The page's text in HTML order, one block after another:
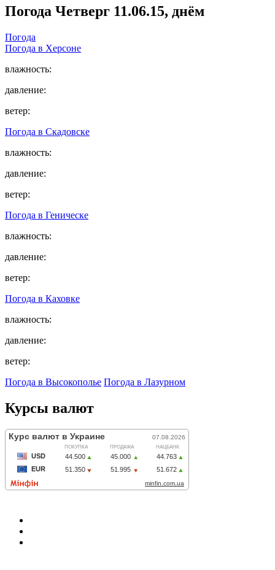
Погода Четверг 11.06.15, днём
Погода
Погода в Херсоне
влажность:
давление:
ветер:
Погода в Скадовске
влажность:
давление:
ветер:
Погода в Геническе
влажность:
давление:
ветер:
Погода в Каховке
влажность:
давление:
ветер:
Погода в Высокополье Погода в Лазурном
Курсы валют